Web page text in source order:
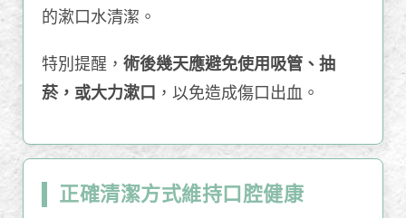
的漱口水清潔。
特別提醒， 術後幾天應避免使用吸管、抽
菸，或大力漱口 ，以免造成傷口出血。
正確清潔方式維持口腔健康